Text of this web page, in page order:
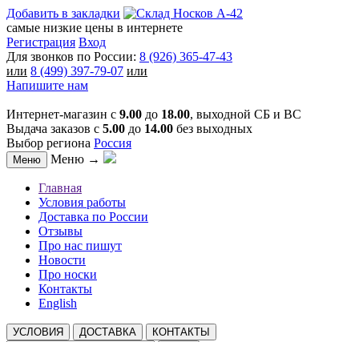
Добавить в закладки
самые низкие цены в интернете
Регистрация Вход
Для звонков по России: 8 (926) 365-47-43
или 8 (499) 397-79-07 или
Напишите нам
Интернет-магазин с 9.00 до 18.00, выходной СБ и ВС
Выдача заказов с 5.00 до 14.00 без выходных
Выбор региона Россия
Меню Меню →
Главная
Условия работы
Доставка по России
Отзывы
Про нас пишут
Новости
Про носки
Контакты
English
УСЛОВИЯ ДОСТАВКА
КОНТАКТЫ